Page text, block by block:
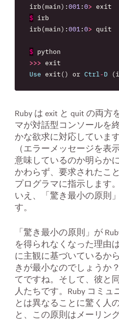
irb(main):001:0> exit
$ irb
irb(main):001:0> quit
$ python
>>> exit
Use exit() or Ctrl-D (i
Ruby は exit と quit の両方
マが対話型コンソールを
かな欲求に対応していま
（エラーメッセージを表
意味しているのか明らか
かわらず、要求されたこ
プログラマに指示します
いえ、「驚き最小の原則
す。
「驚き最小の原則」が
を得られなくなった理由
に主観に基づいているか
きが最小なのでしょうか
てですね。そして、彼と
人たちです。Ruby コミュ
とは異なることに驚く人
と、この原則はメーリン